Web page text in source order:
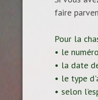
faire
Pour la
• le
• la date
• le type
• selon